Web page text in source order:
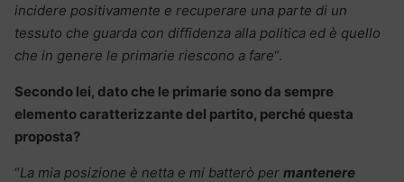
incidere positivamente e recuperare una parte di un
tessuto che guarda con diffidenza alla politica ed è quello
che in genere le primarie riescono a fare“.
Secondo lei, dato che le primarie sono da sempre
elemento caratterizzante del partito, perché questa
proposta?
“La mia posizione è netta e mi batterò per mantenere